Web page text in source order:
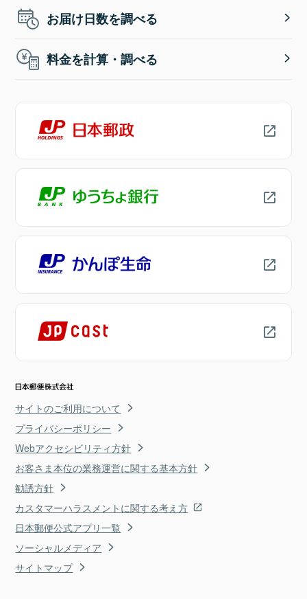
お届け日数を調べる
料金を計算・調べる
サイトのご利用について
プライバシーポリシー
Webアクセシビリティ方針
お客さま本位の業務運営に関する基本方針
勧誘方針
カスタマーハラスメントに関する考え方
日本郵便公式アプリ一覧
ソーシャルメディア
サイトマップ